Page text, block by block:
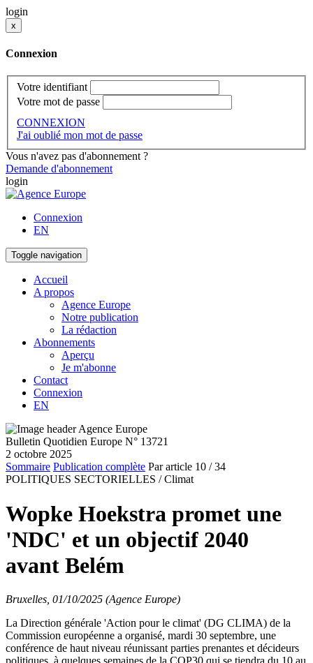
login
x
Connexion
Votre identifiant
Votre mot de passe
CONNEXION
J'ai oublié mon mot de passe
Vous n'avez pas d'abonnement ?
Demande d'abonnement
login
Connexion
EN
Toggle navigation
Accueil
A propos
Agence Europe
Notre publication
La rédaction
Abonnements
Aperçu
Je m'abonne
Contact
Connexion
EN
Bulletin Quotidien Europe N° 13721
2 octobre 2025
Sommaire Publication complète Par article 10 / 34
POLITIQUES SECTORIELLES / Climat
Wopke Hoekstra promet une
'NDC' et un objectif 2040
avant Belém
Bruxelles, 01/10/2025 (Agence Europe)
La Direction générale 'Action pour le climat' (DG CLIMA) de la
Commission européenne a organisé, mardi 30 septembre, une
conférence de haut niveau réunissant parties prenantes et décideurs
politiques, à quelques semaines de la COP30 qui se tiendra du 10 au